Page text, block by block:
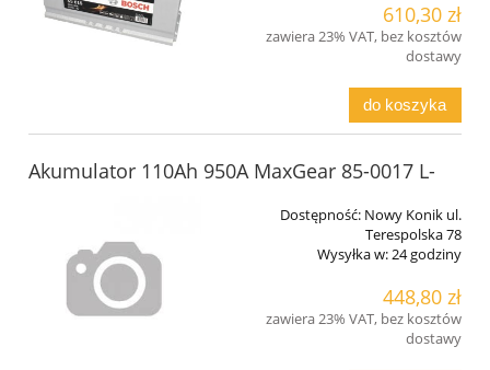
610,30 zł
zawiera 23% VAT, bez kosztów
dostawy
do koszyka
Akumulator 110Ah 950A MaxGear 85-0017 L-
Dostępność: Nowy Konik ul.
Terespolska 78
Wysyłka w:24 godziny
448,80 zł
zawiera 23% VAT, bez kosztów
dostawy